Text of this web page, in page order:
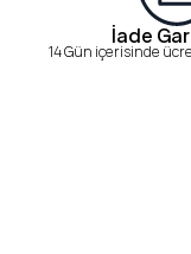
İade
14 Gün içerisinde